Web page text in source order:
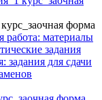
форма
работа: материалы
задания
задания для сдачи